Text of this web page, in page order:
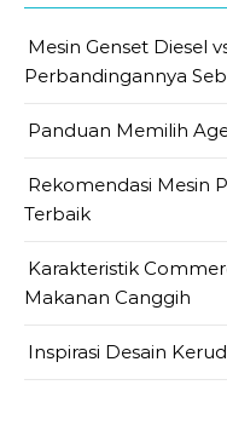
Mesin Genset Diesel
Perbandingannya
Panduan Memilih
Rekomendasi Mesin
Terbaik
Karakteristik
Makanan Canggih
Inspirasi Desain